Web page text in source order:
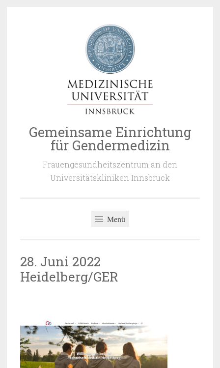
Gemeinsame Einrichtung
für Gendermedizin
Frauengesundheitszentrum an den
Universitätskliniken Innsbruck
Menü
28. Juni 2022
Heidelberg/GER